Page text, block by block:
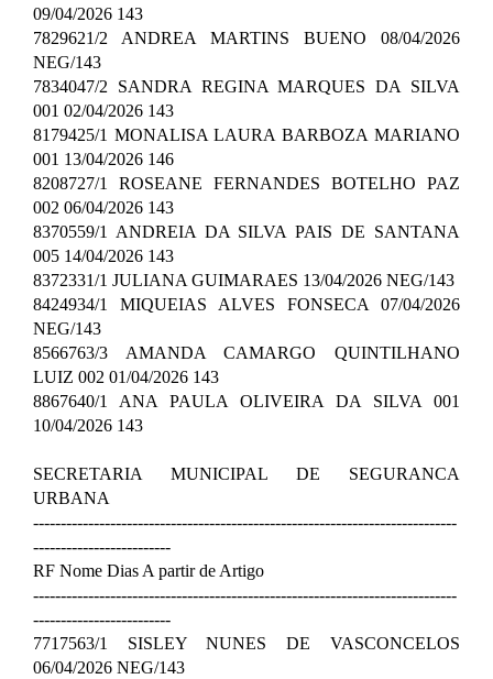
09/04/2026 143
7829621/2 ANDREA MARTINS BUENO 08/04/2026
NEG/143
7834047/2 SANDRA REGINA MARQUES DA SILVA
001 02/04/2026 143
8179425/1 MONALISA LAURA BARBOZA MARIANO
001 13/04/2026 146
8208727/1 ROSEANE FERNANDES BOTELHO PAZ
002 06/04/2026 143
8370559/1 ANDREIA DA SILVA PAIS DE SANTANA
005 14/04/2026 143
8372331/1 JULIANA GUIMARAES 13/04/2026 NEG/143
8424934/1 MIQUEIAS ALVES FONSECA 07/04/2026
NEG/143
8566763/3 AMANDA CAMARGO QUINTILHANO
LUIZ 002 01/04/2026 143
8867640/1 ANA PAULA OLIVEIRA DA SILVA 001
10/04/2026 143
SECRETARIA MUNICIPAL DE SEGURANCA
URBANA
-----------------------------------------------------------------------------
-------------------------
RF Nome Dias A partir de Artigo
-----------------------------------------------------------------------------
-------------------------
7717563/1 SISLEY NUNES DE VASCONCELOS
06/04/2026 NEG/143